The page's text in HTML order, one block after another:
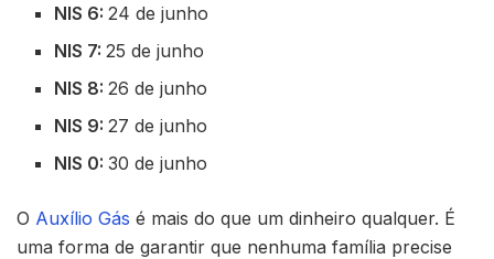
NIS 6:24 de junho
NIS 7:25 de junho
NIS 8:26 de junho
NIS 9:27 de junho
NIS 0:30 de junho
O Auxílio Gás é mais do que um dinheiro qualquer. É
uma forma de garantir que nenhuma família precise